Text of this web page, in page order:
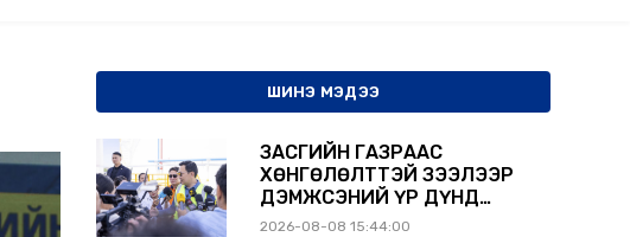
ШИНЭ МЭДЭЭ
ЗАСГИЙН ГАЗРААС
ХӨНГӨЛӨЛТТЭЙ ЗЭЭЛЭЭР
ДЭМЖСЭНИЙ ҮР ДҮНД
ШАТАХУУН ХАДГАЛАХ
2026-08-08 15:44:00